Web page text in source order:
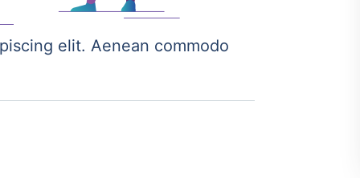
elit. Aenean commodo